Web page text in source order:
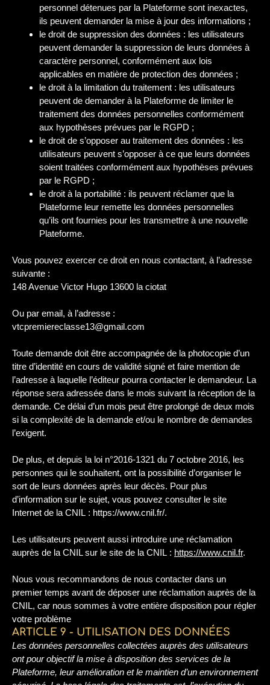
personnel détenues par la Plateforme sont inexactes,
ils peuvent demander la mise à jour des informations ;
le droit de suppression des données : les utilisateurs
peuvent demander la suppression de leurs données à
caractère personnel, conformément aux lois
applicables en matière de protection des données ;
le droit à la limitation du traitement : les utilisateurs
peuvent de demander à la Plateforme de limiter le
traitement des données personnelles conformément
aux hypothèses prévues par le RGPD ;
le droit de s’opposer au traitement des données : les
utilisateurs peuvent s’opposer à ce que leurs données
soient traitées conformément aux hypothèses prévues
par le RGPD ;
le droit à la portabilité : ils peuvent réclamer que la
Plateforme leur remette les données personnelles
qu’ils ont fournies pour les transmettre à une nouvelle
Plateforme.
Vous pouvez exercer ce droit en nous contactant, à l’adresse
suivante :
148 Avenue Victor Hugo 13600 la ciotat
Ou par email, à l’adresse :
vtcpremiereclasse13@gmail.com
Toute demande doit être accompagnée de la photocopie d’un
titre d’identité en cours de validité signé et faire mention de
l’adresse à laquelle l’éditeur pourra contacter le demandeur. La
réponse sera adressée dans le mois suivant la réception de la
demande. Ce délai d’un mois peut être prolongé de deux mois
si la complexité de la demande et/ou le nombre de demandes
l’exigent.
De plus, et depuis la loi n°2016-1321 du 7 octobre 2016, les
personnes qui le souhaitent, ont la possibilité d’organiser le
sort de leurs données après leur décès. Pour plus
d’information sur le sujet, vous pouvez consulter le site
Internet de la CNIL : https://www.cnil.fr/.
Les utilisateurs peuvent aussi introduire une réclamation
auprès de la CNIL sur le site de la CNIL : https://www.cnil.fr.
Nous vous recommandons de nous contacter dans un
premier temps avant de déposer une réclamation auprès de la
CNIL, car nous sommes à votre entière disposition pour régler
votre problème
ARTICLE 9 - UTILISATION DES DONNÉES
Les données personnelles collectées auprès des utilisateurs
ont pour objectif la mise à disposition des services de la
Plateforme, leur amélioration et le maintien d’un environnement